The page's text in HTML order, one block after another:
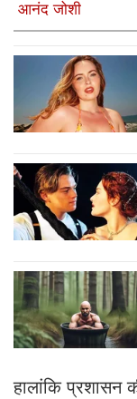
आनंद जोशी
हालांकि प्रशासन